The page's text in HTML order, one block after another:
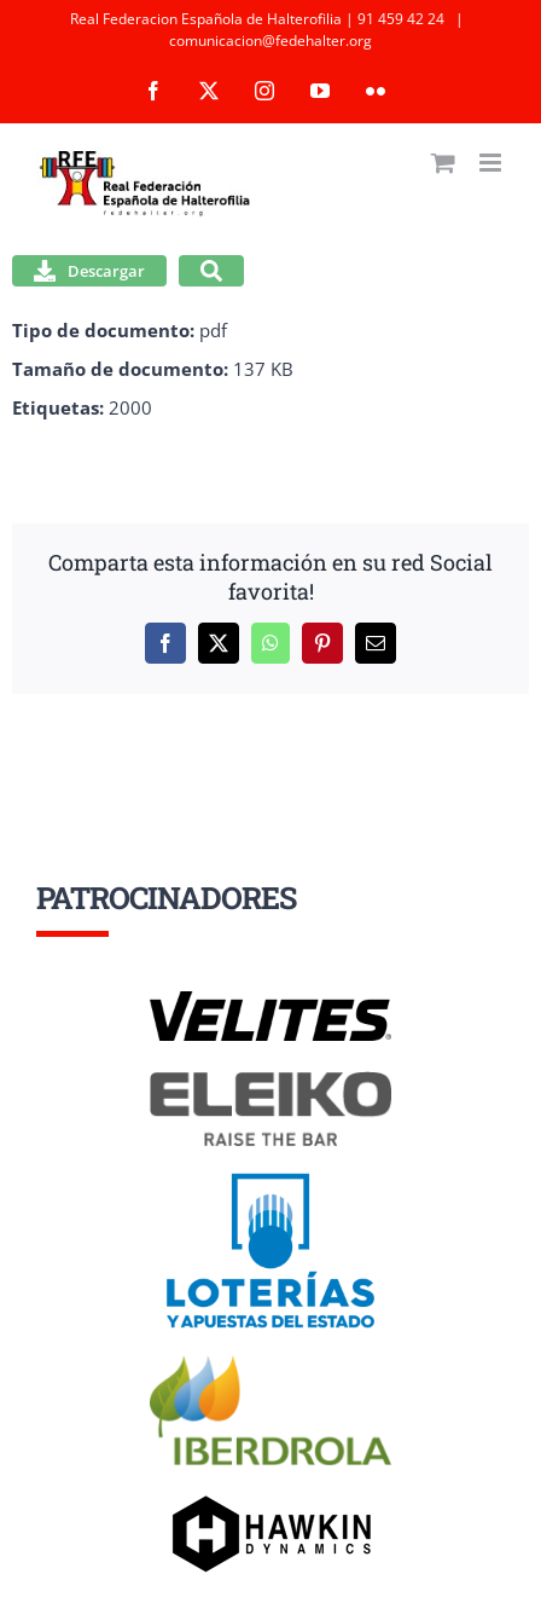
Real Federacion Española de Halterofilia | 91 459 42 24
|
comunicacion@fedehalter.org
Facebook InstagramYouTubeFlickr
Descargar
Tipo de documento: pdf
Tamaño de documento: 137 KB
Etiquetas: 2000
Comparta esta información en su red Social
favorita!
Facebook
X WhatsAppPinterestCorreo
PATROCINADORES